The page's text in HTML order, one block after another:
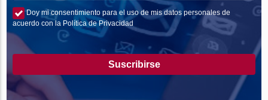
Doy mi consentimiento para el uso de mis datos personales de
acuerdo con la Política de Privacidad
Suscribirse